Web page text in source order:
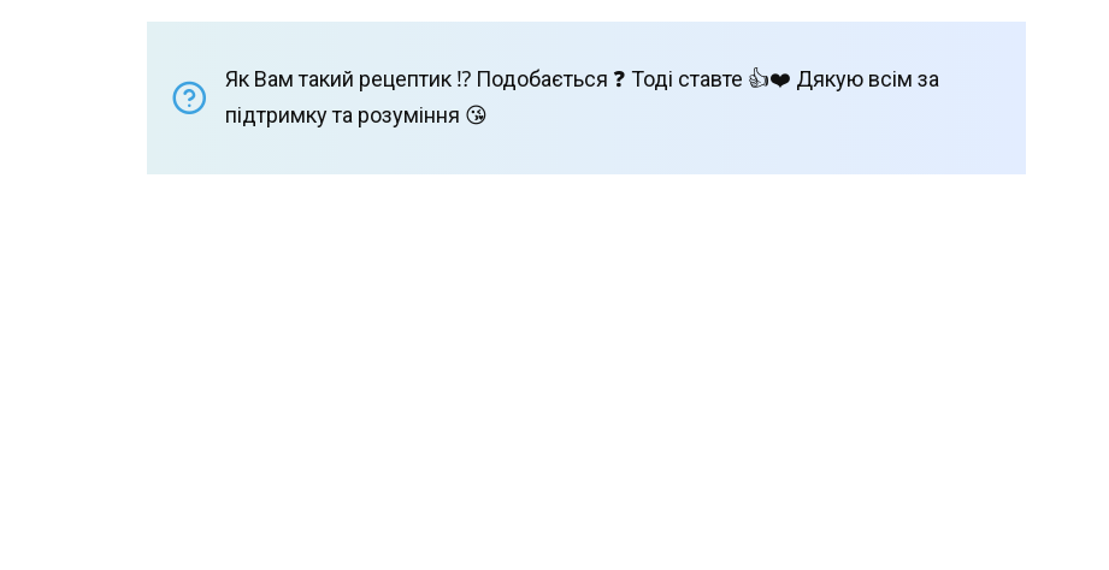
Як Вам такий рецептик ⁉️ Подобається ❓ Тоді ставте 👍❤️ Дякую всім за
підтримку та розуміння 😘